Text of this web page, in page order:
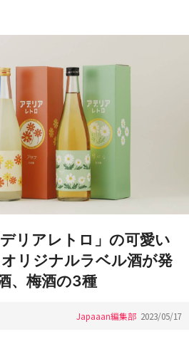
リアレトロ」の可愛い
リジナルラベル酒が発
、梅酒の3種
Japaaan編集部 2023/05/17